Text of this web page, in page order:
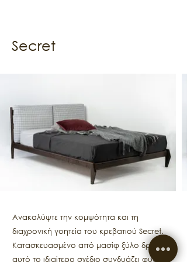
Secret
Ανακαλύψτε την κομψότητα και τη
διαχρονική γοητεία του κρεβατιού Secret.
Κατασκευασμένο από μασίφ ξύλο δρυός,
αυτό το ιδιαίτερο σχέδιο συνδυάζει φυσική